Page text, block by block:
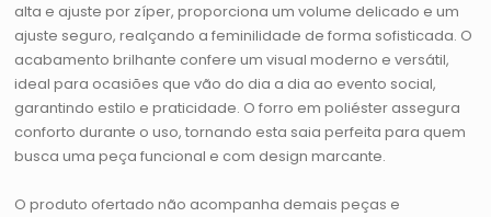
alta e ajuste por zíper, proporciona um volume delicado e um
ajuste seguro, realçando a feminilidade de forma sofisticada. O
acabamento brilhante confere um visual moderno e versátil,
ideal para ocasiões que vão do dia a dia ao evento social,
garantindo estilo e praticidade. O forro em poliéster assegura
conforto durante o uso, tornando esta saia perfeita para quem
busca uma peça funcional e com design marcante.
O produto ofertado não acompanha demais peças e